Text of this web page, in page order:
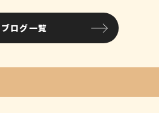
e
b
o
k
te
r
l
ブログ一覧